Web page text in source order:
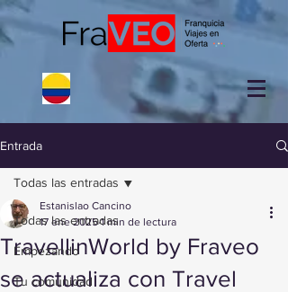
Entrada
Todas las entradas
Empezando
Tu comunidad
Todas las entradas
TravellinWorld by Fraveo
se actualiza con Travel
Estanislao Cancino
17 ene 2025 1 min de lectura